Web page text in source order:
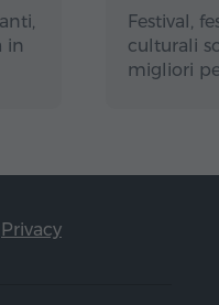
in
Festival,
culturali
migliori
Privacy